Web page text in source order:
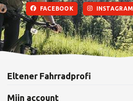
FACEBOOK INSTAGRAM
Eltener Fahrradprofi
Mijn account